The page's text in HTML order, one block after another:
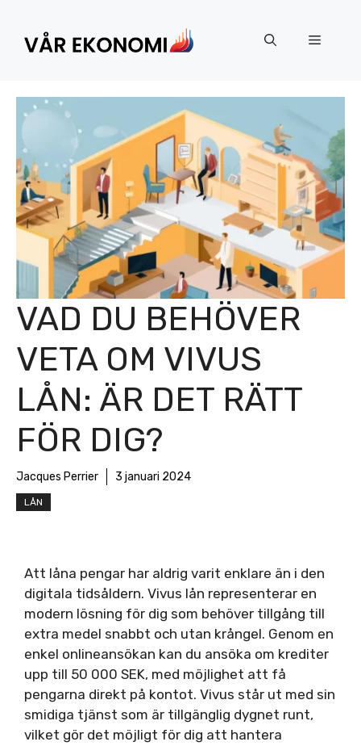
innehåll
Meny
VAD DU BEHÖVER
VETA OM VIVUS
LÅN: ÄR DET RÄTT
FÖR DIG?
Jacques Perrier 3 januari 2024
LÅN
Att låna pengar har aldrig varit enklare än i den
digitala tidsåldern. Vivus lån representerar en
modern lösning för dig som behöver tillgång till
extra medel snabbt och utan krångel. Genom en
enkel onlineansökan kan du ansöka om krediter
upp till 50 000 SEK, med möjlighet att få
pengarna direkt på kontot. Vivus står ut med sin
smidiga tjänst som är tillgänglig dygnet runt,
vilket gör det möjligt för dig att hantera